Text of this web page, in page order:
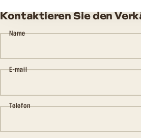
Kontaktieren Sie den
Name
E-mail
Telefon